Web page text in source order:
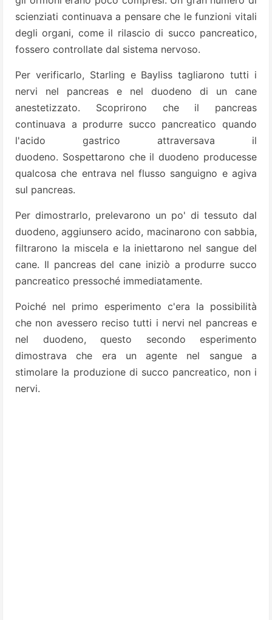
scienziati continuava a pensare che le funzioni vitali
degli organi, come il rilascio di succo pancreatico,
fossero controllate dal sistema nervoso.
Per verificarlo, Starling e Bayliss tagliarono tutti i
nervi nel pancreas e nel duodeno di un cane
anestetizzato. Scoprirono che il pancreas
continuava a produrre succo pancreatico quando
l'acido gastrico attraversava il
duodeno. Sospettarono che il duodeno producesse
qualcosa che entrava nel flusso sanguigno e agiva
sul pancreas.
Per dimostrarlo, prelevarono un po' di tessuto dal
duodeno, aggiunsero acido, macinarono con sabbia,
filtrarono la miscela e la iniettarono nel sangue del
cane. Il pancreas del cane iniziò a produrre succo
pancreatico pressoché immediatamente.
Poiché nel primo esperimento c'era la possibilità
che non avessero reciso tutti i nervi nel pancreas e
nel duodeno, questo secondo esperimento
dimostrava che era un agente nel sangue a
stimolare la produzione di succo pancreatico, non i
nervi.